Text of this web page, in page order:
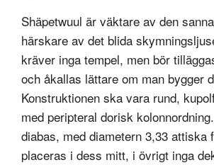
Shäpetwuul är väktare av den
härskare av det blida
kräver inga tempel, men bör
och åkallas lättare om man bygger
Konstruktionen ska vara rund,
med peripteral dorisk
diabas, med diametern 3,33 attiska
placeras i dess mitt, i övrigt inga